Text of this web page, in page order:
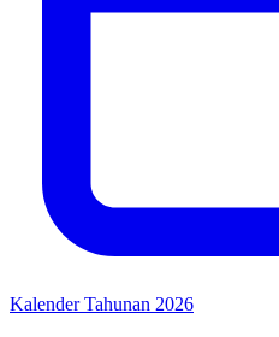
Kalender Tahunan 2026